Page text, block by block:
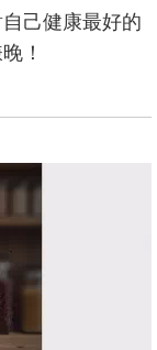
己健康最好的
！